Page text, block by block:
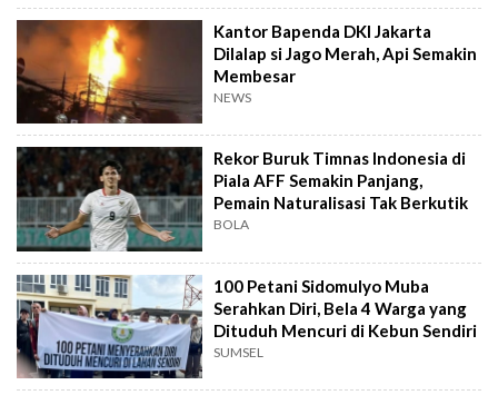
Kantor Bapenda DKI Jakarta
Dilalap si Jago Merah, Api Semakin
Membesar
NEWS
Rekor Buruk Timnas Indonesia di
Piala AFF Semakin Panjang,
Pemain Naturalisasi Tak Berkutik
BOLA
100 Petani Sidomulyo Muba
Serahkan Diri, Bela 4 Warga yang
Dituduh Mencuri di Kebun Sendiri
SUMSEL